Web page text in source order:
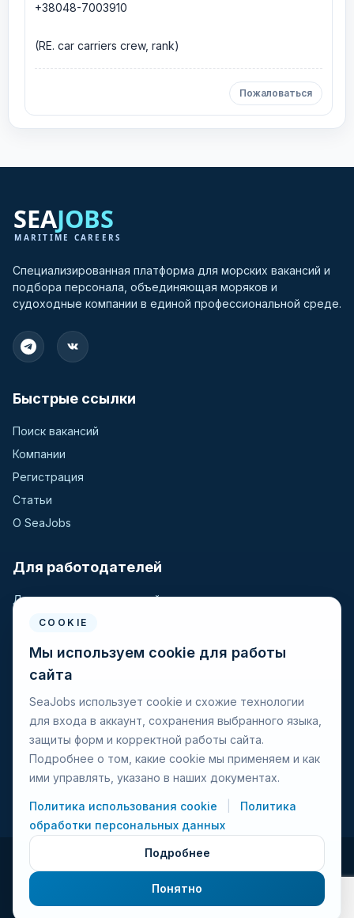
+38048-7003910
(RE. car carriers crew, rank)
Пожаловаться
Специализированная платформа для морских вакансий и
подбора персонала, объединяющая моряков и
судоходные компании в единой профессиональной среде.
Быстрые ссылки
Поиск вакансий
Компании
Регистрация
Статьи
О SeaJobs
Для работодателей
Для крюинговых компаний
Разместить вакансию
Поиск кандидатов
Для моряков
Поиск вакансий
Просмотр компаний
© 2026 Seajobs.ru Все права защищены.
Политика конфиденциальности
Политика cookies
Контакты Обратная связь
COOKIE
Мы используем cookie для работы
сайта
SeaJobs использует cookie и схожие технологии
для входа в аккаунт, сохранения выбранного языка,
защиты форм и корректной работы сайта.
Подробнее о том, какие cookie мы применяем и как
ими управлять, указано в наших документах.
Политика использования cookie
Политика
обработки персональных данных
Подробнее
Понятно